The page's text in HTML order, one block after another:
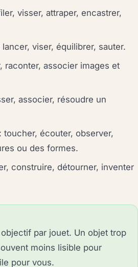
visser, attraper, encastrer,
lancer, viser, équilibrer, sauter.
raconter, associer images et
associer, résoudre un
: toucher, écouter, observer,
ou des formes.
construire, détourner, inventer
par jouet. Un objet trop
moins lisible pour
pour vous.